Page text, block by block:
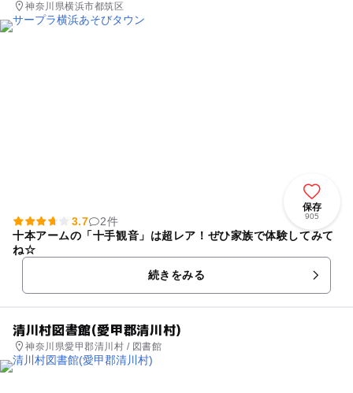
神奈川県横浜市都筑区
保存
905
3.7
2件
十本アームの「十手観音」は超レア！ぜひ家族で体験してみて
ね☆
続きをみる
清川村図書館(愛甲郡清川村)
神奈川県愛甲郡清川村 / 図書館